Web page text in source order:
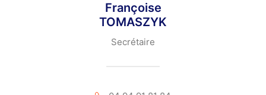
Françoise
TOMASZYK
Secrétaire